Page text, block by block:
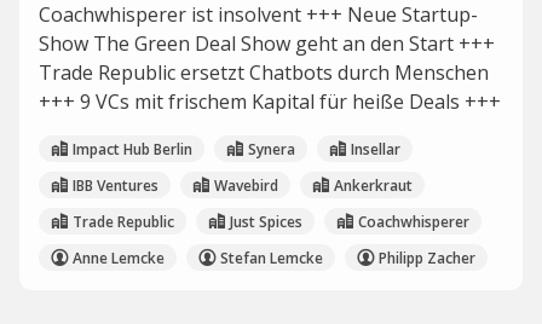
Coachwhisperer ist insolvent +++ Neue Startup-
Show The Green Deal Show geht an den Start +++
Trade Republic ersetzt Chatbots durch Menschen
+++ 9 VCs mit frischem Kapital für heiße Deals +++
Impact Hub Berlin Synera
Insellar
IBB Ventures
Wavebird
Ankerkraut
Trade Republic
Just Spices
Coachwhisperer
Anne Lemcke
Stefan Lemcke Philipp Zacher